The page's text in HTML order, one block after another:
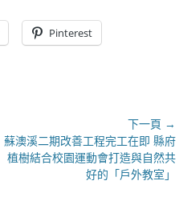
Pinterest
下一頁 →
下
一
蘇澳溪二期改善工程完工在即 縣府
植樹結合校園運動會打造與自然共
好的「戶外教室」